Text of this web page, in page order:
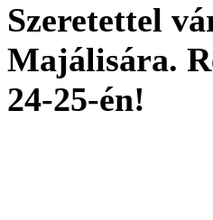
Szeretettel
Majálisára.
24-25-én!